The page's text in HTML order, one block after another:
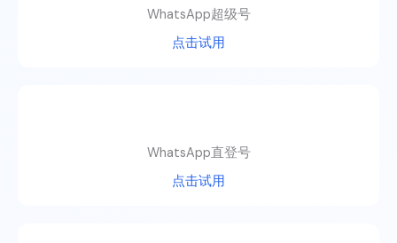
WhatsApp超级号
点击试用
WhatsApp直登号
点击试用